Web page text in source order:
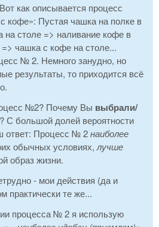
как описывается процесс
кофе»: Пустая чашка на полке в
столе => наливание кофе в
чашка с кофе на столе...
№ 2. Немного занудно, но
результаты, то приходится всё
№2? Почему Вы выбрали/
С большой долей вероятности
ответ: Процесс № 2наиболее
обычных условиях, лучше
образ жизни.
- мои действия (да и
практически те же...
процесса № 2 я использую